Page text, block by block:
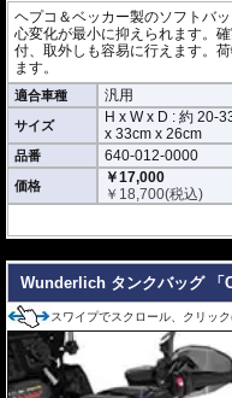
ヘプコ＆ベッカー製のソフトバ
心変化が最小に抑えられます。
付、取外しも容易に行えます。
ます。
適合車種 汎用
サイズ H x W x D : 約20-
x33cm x26cm
品番 640-012-0000
価格
￥17,000
￥ 18,700(税込)
Wunderlich タンクバッグ 「
スワイプでスクロール、クリッ